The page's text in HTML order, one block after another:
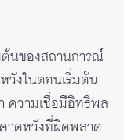
นของสถานการณ์
วังในตอนเริ่มต้น
ความเชื่อมีอิทธิพล
าดหวังที่ผิดพลาด